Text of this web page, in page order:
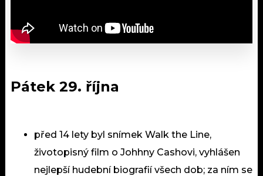
Pátek 29. října
před 14 lety byl snímek Walk the Line,
životopisný film o Johhny Cashovi, vyhlášen
nejlepší hudební biografií všech dob; za ním se